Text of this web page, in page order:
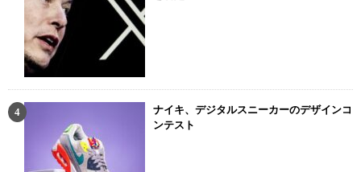
詳しい口座開設の手順については以下の記事で解説しているので、
参考にしてください。
あわせて読みたい
ナイキ、デジタルスニーカーのデザインコ
ンテスト